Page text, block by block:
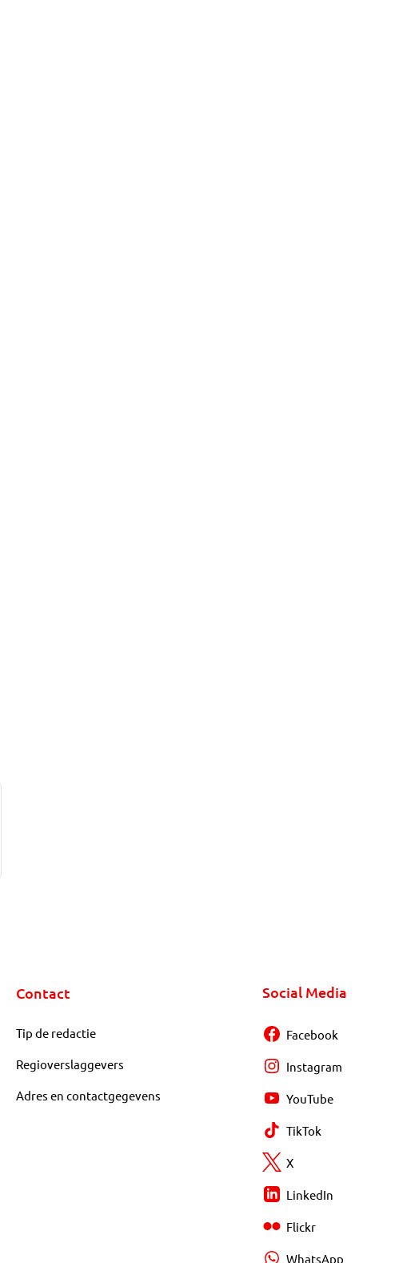
Contact
Tip de redactie
Regioverslaggevers
Adres en contactgegevens
Social Media
Facebook
Instagram
YouTube
TikTok
X
LinkedIn
Flickr
WhatsApp